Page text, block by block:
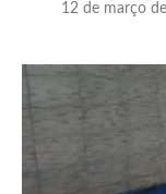
12 de março